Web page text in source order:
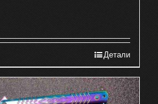
Детали